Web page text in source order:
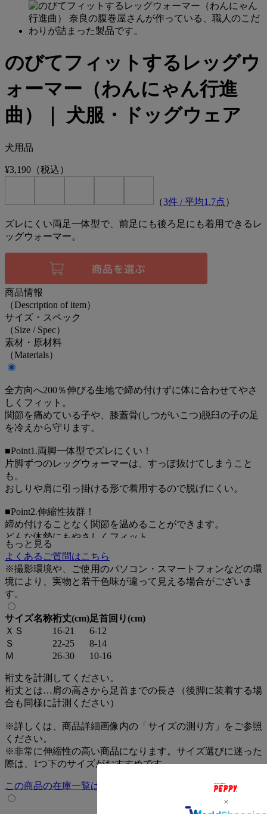
のびてフィットするレッグウ
ォーマー（わんにゃん行進
曲）｜ 犬服・ドッグウェア
犬用品
¥3,190 （税込）
（3件 / 平均1.7点）
ズレにくい両足一体型で、前足にも後ろ足にも着用できるレ
ッグウォーマー。
商品情報
（Description of item）
サイズ・スペック
（Size / Spec）
素材・原材料
（Materials）
全方向へ200％伸びる生地で締め付けずに体に合わせてやさ
しくフィット。
関節を痛めている子や、膝蓋骨(しつがいこつ)脱臼の子の足
を冷えから守ります。
■Point1.両脚一体型でズレにくい！
片脚ずつのレッグウォーマーは、すっぽ抜けてしまうこと
も。
おしりや肩に引っ掛ける形で着用するので脱げにくい。
■Point2.伸縮性抜群！
締め付けることなく関節を温めることができます。
どんな体勢にもやさしくフィット。
■Point3.奈良の腹巻屋さんが作っています！
編立から縫製まで、一貫生産。
安心・安全の日本産(奈良県産)です。
・前脚、後脚兼用
・肌にあたる部分はシルクで敏感肌の子にもやさしい
・足首は付け袖タイプで抜けにくい仕上げ。
・お尻や股部分は開いているので着せたまま排泄OK。
・洗濯機・乾燥機可能でいつも清潔。
もっと見る
よくあるご質問はこちら
※撮影環境や、ご使用のパソコン・スマートフォンなどの環
境により、実物と若干色味が違って見える場合がございま
す。
サイズ名称裄丈(cm)足首回り(cm)
ＸＳ
16-21
6-12
Ｓ
22-25
8-14
Ｍ
26-30 10-16
裄丈を計測してください。
裄丈とは…肩の高さから足首までの長さ（後脚に装着する場
合も同様に計測ください）
※詳しくは、商品詳細画像内の「サイズの測り方」をご参照
ください。
※非常に伸縮性の高い商品になります。サイズ選びに迷った
際は、1つ下のサイズがおすすめです。
この商品の在庫一覧はこちら